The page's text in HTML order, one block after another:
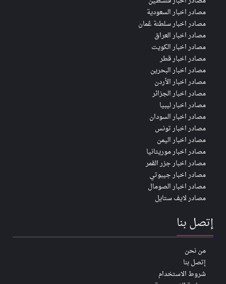
مصادر اخبار السعودية
مصادر اخبار سلطنة عُمان
مصادر اخبار العراق
مصادر اخبار الكويت
مصادر اخبار قطر
مصادر اخبار البحرين
مصادر اخبار الأردن
مصادر اخبار الجزائر
مصادر اخبار ليبيا
مصادر اخبار السودان
مصادر اخبار تونس
مصادر اخبار اليمن
مصادر اخبار موريتانيا
مصادر اخبار جزر القمر
مصادر اخبار جيبوتي
مصادر اخبار الصومال
مصادر لايف ستايل
إتصل بنا
من نحن
إتصل بنا
شروط الاستخدام